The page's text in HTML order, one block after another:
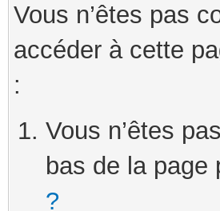
Vous n’êtes pas
accéder à cette
:
Vous n’êtes
bas de la
?